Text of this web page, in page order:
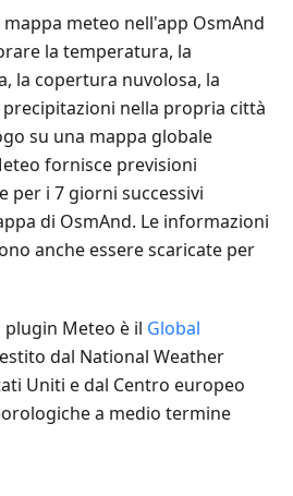
meteo nell'app OsmAnd
la temperatura, la
la copertura nuvolosa, la
nella propria città
su una mappa globale
fornisce previsioni
per i 7 giorni successivi
di OsmAnd. Le informazioni
anche essere scaricate per
Meteo è il Global
dal National Weather
Uniti e dal Centro europeo
a medio termine